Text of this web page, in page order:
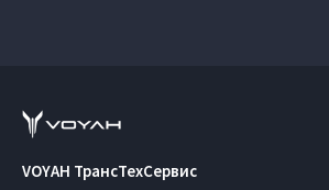
VOYAH ТрансТехСервис